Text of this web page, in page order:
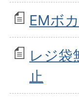
EMボ
レジ袋
止